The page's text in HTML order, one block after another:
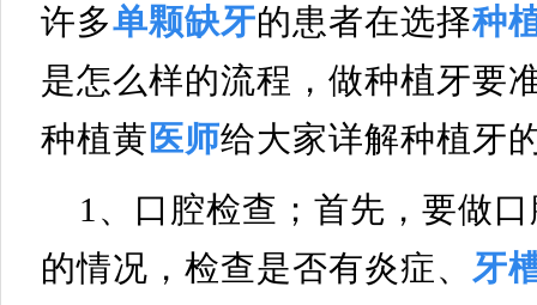
许多单颗缺牙的患者在选择种
是怎么样的流程，做种植牙要
种植黄 医师给大家详解种植牙
1、口腔检查；首先，要做
的情况，检查是否有炎症、 牙